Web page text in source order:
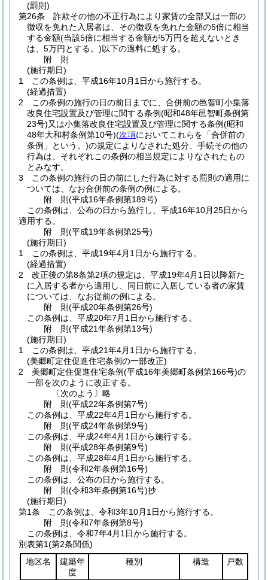
(罰則)
第26条
詐欺その他の不正行為により家賃の全部又は一部の
徴収を免れた入居者は、その徴収を免れた金額の5倍に相当
する金額(当該5倍に相当する金額が5万円を超えないとき
は、5万円とする。)以下の過料に処する。
附 則
(施行期日)
1
この条例は、平成16年10月1日から施行する。
(経過措置)
2
この条例の施行の日の前日までに、合併前の邑智町小集落
改良住宅設置及び管理に関する条例(昭和48年邑智町条例第
23号)又は小集落改良住宅設置及び管理に関する条例(昭和
48年大和村条例第10号)(次項においてこれらを「合併前の
条例」という。)の規定によりなされた処分、手続その他の
行為は、それぞれこの条例の相当規定によりなされたもの
とみなす。
3
この条例の施行の日の前にした行為に対する罰則の適用に
ついては、なお合併前の条例の例による。
附 則(平成16年条例第189号)
この条例は、公布の日から施行し、平成16年10月25日から
適用する。
附 則(平成19年条例第25号)
(施行期日)
1
この条例は、平成19年4月1日から施行する。
(経過措置)
2
改正後の第8条第2項の規定は、平成19年4月1日以降新た
に入居する者から適用し、同日前に入居している者の家賃
については、なお従前の例による。
附 則(平成20年条例第26号)
この条例は、平成20年7月1日から施行する。
附 則(平成21年条例第13号)
(施行期日)
1
この条例は、平成21年4月1日から施行する。
(美郷町定住促進住宅条例の一部改正)
2
美郷町定住促進住宅条例(平成16年美郷町条例第166号)の
一部を次のように改正する。
〔次のよう〕略
附 則(平成22年条例第7号)
この条例は、平成22年4月1日から施行する。
附 則(平成24年条例第9号)
この条例は、平成24年4月1日から施行する。
附 則(平成28年条例第9号)
この条例は、平成28年4月1日から施行する。
附 則(令和2年条例第16号)
この条例は、公布の日から施行する。
附 則(令和3年条例第16号)抄
(施行期日)
第1条
この条例は、令和3年10月1日から施行する。
附 則(令和7年条例第8号)
この条例は、令和7年4月1日から施行する。
別表第1(第2条関係)
地区名
建築年
度
種別 構造 戸数